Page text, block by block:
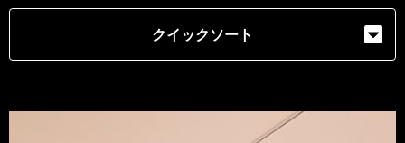
クイックソート